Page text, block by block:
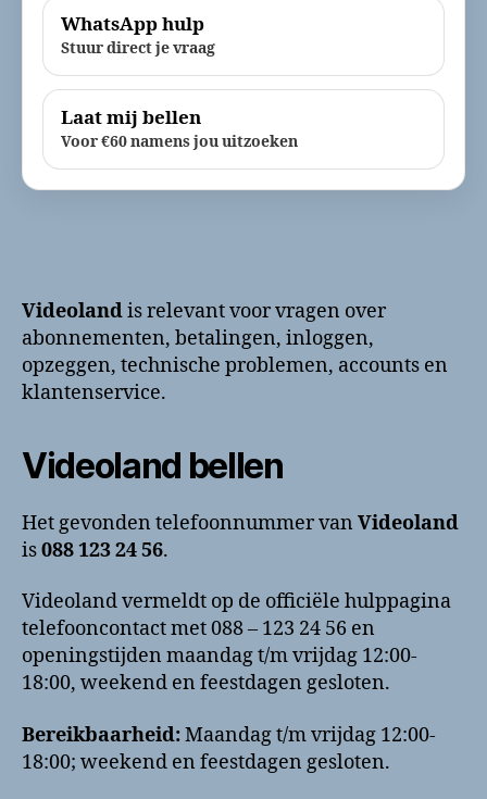
WhatsApp hulp
Stuur direct je vraag
Laat mij bellen
Voor €60 namens jou uitzoeken
Videolandis relevant voor vragen over
abonnementen, betalingen, inloggen,
opzeggen, technische problemen, accounts en
klantenservice.
Videoland bellen
Het gevonden telefoonnummer van Videoland
is088 123 24 56.
Videoland vermeldt op de officiële hulppagina
telefooncontact met 088 – 123 24 56 en
openingstijden maandag t/m vrijdag 12:00-
18:00, weekend en feestdagen gesloten.
Bereikbaarheid:Maandag t/m vrijdag 12:00-
18:00; weekend en feestdagen gesloten.